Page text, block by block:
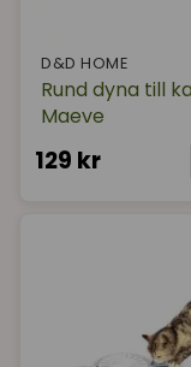
D&D HOME
Rund dyna till
Maeve
129 kr